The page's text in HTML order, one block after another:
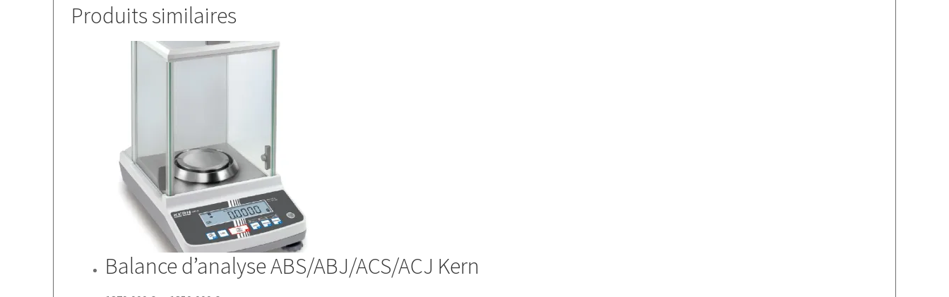
Produits similaires
Balance d’analyse ABS/ABJ/ACS/ACJ Kern